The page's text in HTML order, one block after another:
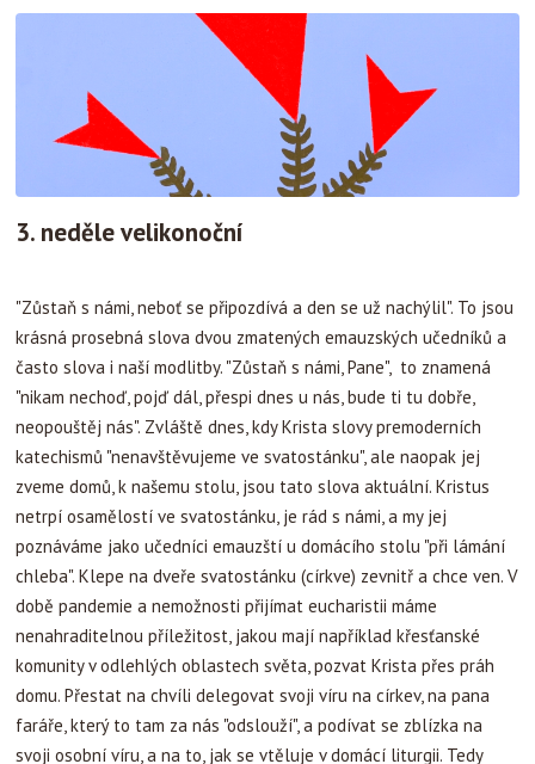
3. neděle velikonoční
"Zůstaň s námi, neboť se připozdívá a den se už nachýlil". To jsou
krásná prosebná slova dvou zmatených emauzských učedníků a
často slova i naší modlitby. "Zůstaň s námi, Pane", to znamená
"nikam nechoď, pojď dál, přespi dnes u nás, bude ti tu dobře,
neopouštěj nás". Zvláště dnes, kdy Krista slovy premoderních
katechismů "nenavštěvujeme ve svatostánku", ale naopak jej
zveme domů, k našemu stolu, jsou tato slova aktuální. Kristus
netrpí osamělostí ve svatostánku, je rád s námi, a my jej
poznáváme jako učedníci emauzští u domácího stolu "při lámání
chleba". Klepe na dveře svatostánku (církve) zevnitř a chce ven. V
době pandemie a nemožnosti přijímat eucharistii máme
nenahraditelnou příležitost, jakou mají například křesťanské
komunity v odlehlých oblastech světa, pozvat Krista přes práh
domu. Přestat na chvíli delegovat svoji víru na církev, na pana
faráře, který to tam za nás "odslouží", a podívat se zblízka na
svoji osobní víru, a na to, jak se vtěluje v domácí liturgii. Tedy